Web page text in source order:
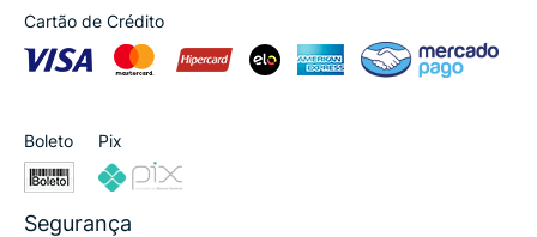
Cartão de Crédito
Boleto Pix
Segurança